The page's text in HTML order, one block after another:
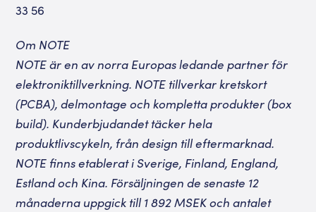
33 56
Om NOTE
NOTE är en av norra Europas ledande partner för
elektroniktillverkning. NOTE tillverkar kretskort
(PCBA), delmontage och kompletta produkter (box
build). Kunderbjudandet täcker hela
produktlivscykeln, från design till eftermarknad.
NOTE finns etablerat i Sverige, Finland, England,
Estland och Kina. Försäljningen de senaste 12
månaderna uppgick till 1 892 MSEK och antalet